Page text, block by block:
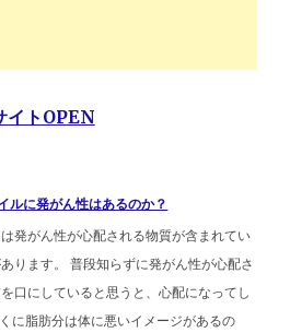
イトOPEN
ルに発がん性はあるのか？
発がん性が心配される物質が含まれてい
ります。 普段知らずに発がん性が心配さ
口にしていると思うと、心配になってし
に脂肪分は体に悪いイメージがあるの